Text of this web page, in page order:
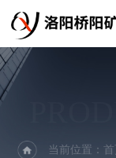
当前位置：